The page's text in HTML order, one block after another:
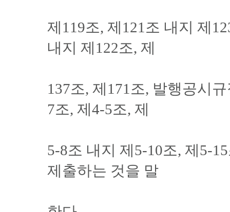
제119조, 제121조 내지 제
내지 제122조, 제
137조, 제171조, 발행공시
7조, 제4-5조, 제
5-8조 내지 제5-10조, 제5-
제출하는 것을 말